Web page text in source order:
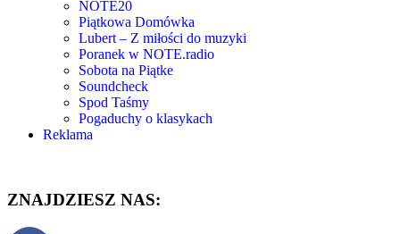
NOTE20
Piątkowa Domówka
Lubert – Z miłości do muzyki
Poranek w NOTE.radio
Sobota na Piątke
Soundcheck
Spod Taśmy
Pogaduchy o klasykach
Reklama
ZNAJDZIESZ NAS: